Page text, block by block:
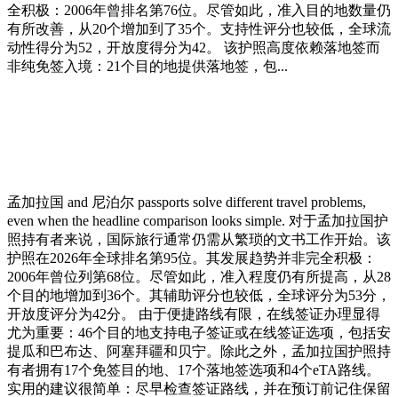
全积极：2006年曾排名第76位。尽管如此，准入目的地数量仍
有所改善，从20个增加到了35个。支持性评分也较低，全球流
动性得分为52，开放度得分为42。 该护照高度依赖落地签而
非纯免签入境：21个目的地提供落地签，包...
孟加拉国 and 尼泊尔 passports solve different travel problems,
even when the headline comparison looks simple. 对于孟加拉国护
照持有者来说，国际旅行通常仍需从繁琐的文书工作开始。该
护照在2026年全球排名第95位。其发展趋势并非完全积极：
2006年曾位列第68位。尽管如此，准入程度仍有所提高，从28
个目的地增加到36个。其辅助评分也较低，全球评分为53分，
开放度评分为42分。 由于便捷路线有限，在线签证办理显得
尤为重要：46个目的地支持电子签证或在线签证选项，包括安
提瓜和巴布达、阿塞拜疆和贝宁。除此之外，孟加拉国护照持
有者拥有17个免签目的地、17个落地签选项和4个eTA路线。
实用的建议很简单：尽早检查签证路线，并在预订前记住保留